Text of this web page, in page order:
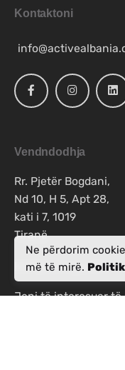
Kontaktoni
Vendndodhja
Rr. Pjetër Bogdani,
Nd 10, H 5, Apt 28,
kati i 7, 1019
Tiranë
Kërkimet e punës
Jeni të interesuar të
Ne përdorim
më të mirë.